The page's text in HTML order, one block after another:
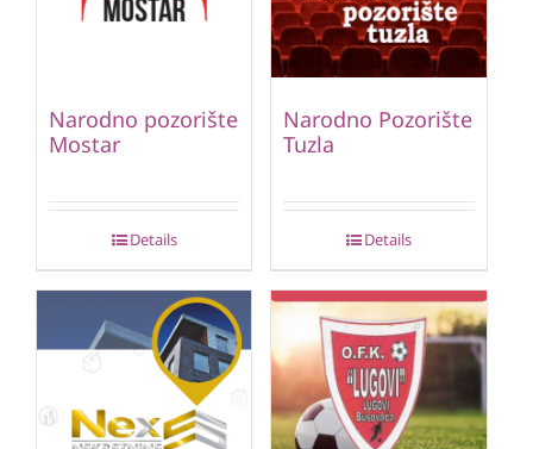
Narodno pozorište
Mostar
Details
Narodno Pozorište
Tuzla
Details